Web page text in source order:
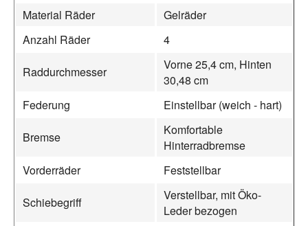
Material Räder
Gelräder
Anzahl Räder
4
Raddurchmesser
Vorne 25,4 cm, Hinten
30,48 cm
Federung
Einstellbar (weich - hart)
Bremse
Komfortable
Hinterradbremse
Vorderräder
Feststellbar
Schiebegriff
Verstellbar, mit Öko-
Leder bezogen